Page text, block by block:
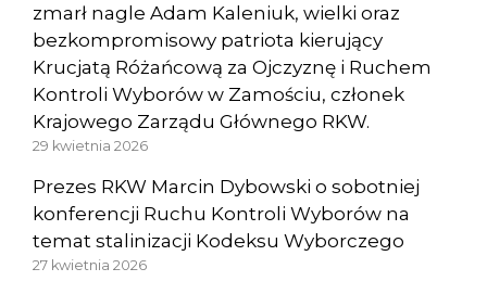
zmarł nagle Adam Kaleniuk, wielki oraz
bezkompromisowy patriota kierujący
Krucjatą Różańcową za Ojczyznę i Ruchem
Kontroli Wyborów w Zamościu, członek
Krajowego Zarządu Głównego RKW.
29 kwietnia 2026
Prezes RKW Marcin Dybowski o sobotniej
konferencji Ruchu Kontroli Wyborów na
temat stalinizacji Kodeksu Wyborczego
27 kwietnia 2026